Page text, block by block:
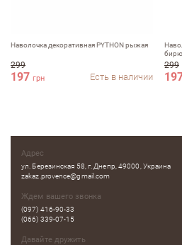
Наволочка декоративная PYTHON рыжая
299
197 грн Есть в наличии
299
Адрес
ул. Березинская 58, г. Днепр, 49000, Украина
zakaz.provence@gmail.com
Ждем вашего звонка
(097) 416-90-33
(066) 339-07-15
Давайте дружить